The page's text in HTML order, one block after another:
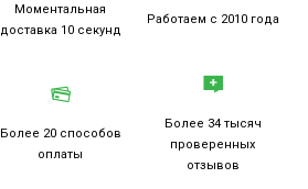
Моментальная
доставка 10 секунд
Работаем с 2010 года
Более 20 способов
оплаты
Более 34 тысяч
проверенных
отзывов